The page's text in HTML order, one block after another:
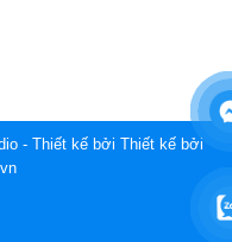
- Thiết kế bởi Thiết kế bởi